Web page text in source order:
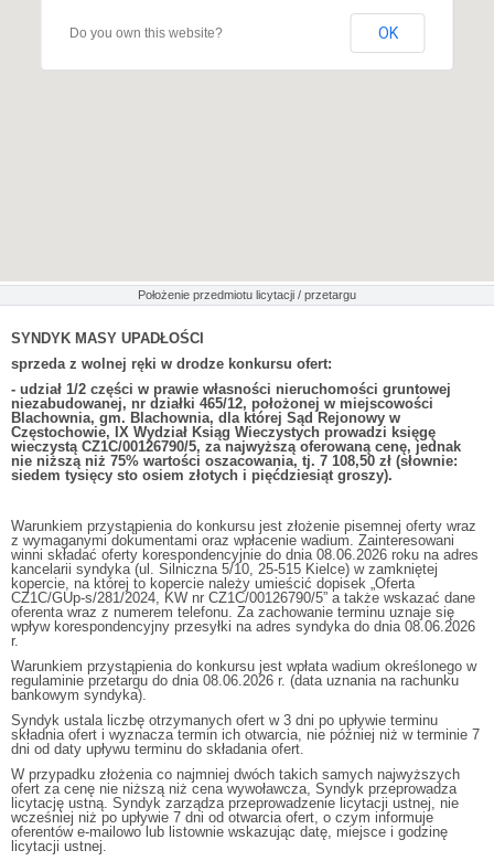
Do you own this website? OK
Położenie przedmiotu licytacji / przetargu
SYNDYK MASY UPADŁOŚCI
sprzeda z wolnej ręki w drodze konkursu ofert:
- udział 1/2 części w prawie własności nieruchomości gruntowej
niezabudowanej, nr działki 465/12, położonej w miejscowości
Blachownia, gm. Blachownia, dla której Sąd Rejonowy w
Częstochowie, IX Wydział Ksiąg Wieczystych prowadzi księgę
wieczystą CZ1C/00126790/5, za najwyższą oferowaną cenę, jednak
nie niższą niż 75% wartości oszacowania, tj. 7 108,50 zł (słownie:
siedem tysięcy sto osiem złotych i pięćdziesiąt groszy).
Warunkiem przystąpienia do konkursu jest złożenie pisemnej oferty wraz
z wymaganymi dokumentami oraz wpłacenie wadium. Zainteresowani
winni składać oferty korespondencyjnie do dnia 08.06.2026 roku na adres
kancelarii syndyka (ul. Silniczna 5/10, 25-515 Kielce) w zamkniętej
kopercie, na której to kopercie należy umieścić dopisek „Oferta
CZ1C/GUp-s/281/2024, KW nr CZ1C/00126790/5” a także wskazać dane
oferenta wraz z numerem telefonu. Za zachowanie terminu uznaje się
wpływ korespondencyjny przesyłki na adres syndyka do dnia 08.06.2026
r.
Warunkiem przystąpienia do konkursu jest wpłata wadium określonego w
regulaminie przetargu do dnia 08.06.2026 r. (data uznania na rachunku
bankowym syndyka).
Syndyk ustala liczbę otrzymanych ofert w 3 dni po upływie terminu
składnia ofert i wyznacza termin ich otwarcia, nie później niż w terminie 7
dni od daty upływu terminu do składania ofert.
W przypadku złożenia co najmniej dwóch takich samych najwyższych
ofert za cenę nie niższą niż cena wywoławcza, Syndyk przeprowadza
licytację ustną. Syndyk zarządza przeprowadzenie licytacji ustnej, nie
wcześniej niż po upływie 7 dni od otwarcia ofert, o czym informuje
oferentów e-mailowo lub listownie wskazując datę, miejsce i godzinę
licytacji ustnej.